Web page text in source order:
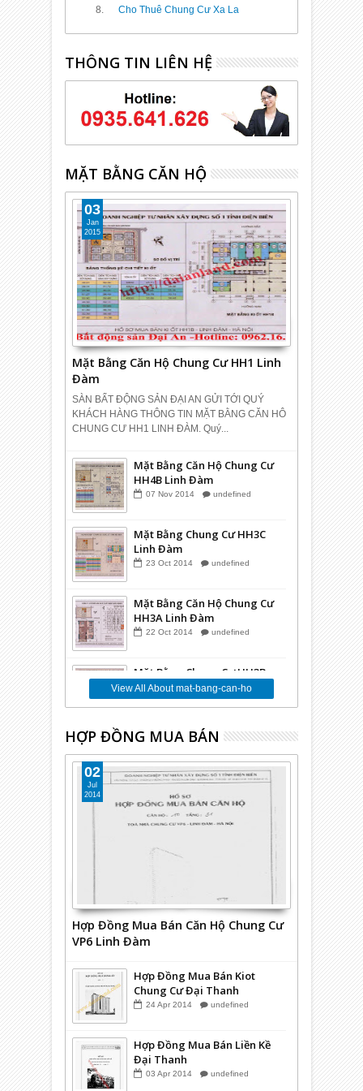
Cho Thuê Chung Cư Xa La
THÔNG TIN LIÊN HỆ
MẶT BẰNG CĂN HỘ
Mặt Bằng Căn Hộ Chung Cư HH1 Linh
Đàm
03
Jan
2015
SÀN BẤT ĐỘNG SẢN ĐẠI AN GỬI TỚI QUÝ
KHÁCH HÀNG THÔNG TIN MẶT BẰNG CĂN HÔ
CHUNG CƯ HH1 LINH ĐÀM. Quý...
Mặt Bằng Căn Hộ Chung Cư
HH4B Linh Đàm
07 Nov 2014 undefined
Mặt Bằng Chung Cư HH3C
Linh Đàm
23 Oct 2014 undefined
Mặt Bằng Căn Hộ Chung Cư
HH3A Linh Đàm
22 Oct 2014 undefined
Mặt Bằng Chung Cư HH3B
Linh Đàm
16 Oct 2014 undefined
Mặt Bằng Kiot Chung Cư
HH3 Linh Đàm
29 Sep 2014 undefined
View All About mat-bang-can-ho
HỢP ĐỒNG MUA BÁN
Hợp Đồng Mua Bán Căn Hộ Chung Cư
VP6 Linh Đàm
02
Jul
2014
Hợp Đồng Mua Bán Kiot
Chung Cư Đại Thanh
24 Apr 2014 undefined
Hợp Đồng Mua Bán Liền Kề
Đại Thanh
03 Apr 2014 undefined